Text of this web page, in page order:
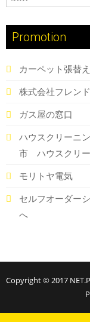
Promotion
カーペット張替
株式会社フレンド
ガス屋の窓口
ハウスクリーニ
市 ハウスクリ
モリトヤ電気
セルフオーダー
へ
Copyright © 2017